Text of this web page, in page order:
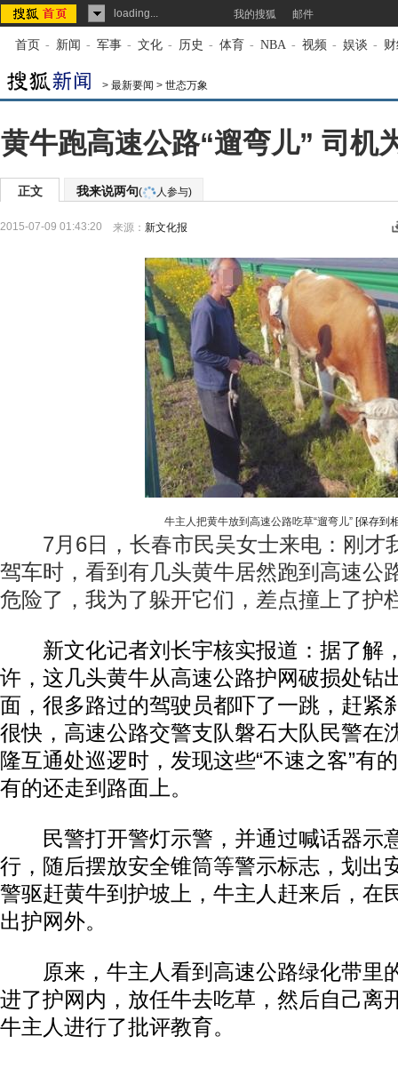
loading... 我的搜狐 邮件
首页 - 新闻 - 军事 - 文化 - 历史 - 体育 - NBA - 视频 - 娱谈 -
> 最新要闻 > 世态万象
黄牛跑高速公路“遛弯儿” 司机
正文 我来说两句( 人参与)
2015-07-09 01:43:20 来源： 新文化报
牛主人把黄牛放到高速公路吃草“遛弯儿” [保存到
7月6日，长春市民吴女士来电：刚才
驾车时，看到有几头黄牛居然跑到高速公
危险了，我为了躲开它们，差点撞上了护
新文化记者刘长宇核实报道：据了解
许，这几头黄牛从高速公路护网破损处钻
面，很多路过的驾驶员都吓了一跳，赶紧
很快，高速公路交警支队磐石大队民警在
隆互通处巡逻时，发现这些“不速之客”有
有的还走到路面上。
民警打开警灯示警，并通过喊话器示
行，随后摆放安全锥筒等警示标志，划出
警驱赶黄牛到护坡上，牛主人赶来后，在
出护网外。
原来，牛主人看到高速公路绿化带里
进了护网内，放任牛去吃草，然后自己离
牛主人进行了批评教育。